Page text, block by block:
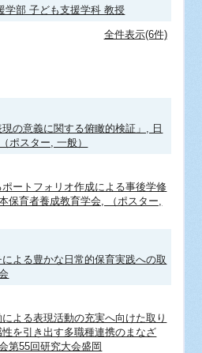
学部 子ども支援学科 教授
全件表示(6件)
現の意義に関する俯瞰的検証」, 日
ポスター, 一般）
ポートフォリオ作成による事後学修
保育者養成教育学会, （ポスター,
よる豊かな日常的保育実践への取
よる表現活動の充実へ向けた取り
を引き出す多職種連携のまなざ
第55回研究大会盛岡